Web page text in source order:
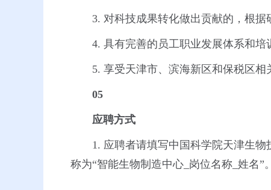
3. 对科技成果转化做出贡献的，根据
4. 具有完善的员工职业发展体系和
5. 享受天津市、滨海新区和保税区相
05
应聘方式
1. 应聘者请填写中国科学院天津生物
称为“智能生物制造中心_岗位名称_姓名”。